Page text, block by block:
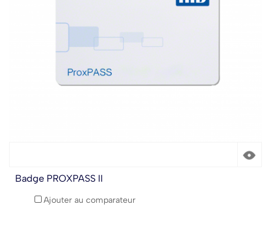
Badge PROXPASS II
Ajouter au comparateur